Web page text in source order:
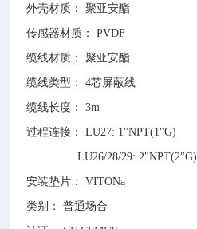
外壳材质： 聚亚安酯
传感器材质： PVDF
缆线材质： 聚亚安酯
缆线类型： 4芯屏蔽线
缆线长度： 3m
过程连接： LU27: 1"NPT(1"G)
LU26/28/29: 2"NPT(2"G)
安装垫片： VITONa
类别： 普通场合